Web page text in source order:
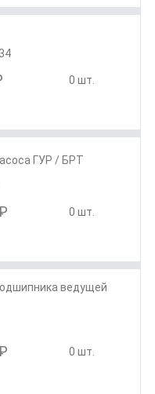
0 шт.
ГУР / БРТ
0 шт.
ведущей
0 шт.